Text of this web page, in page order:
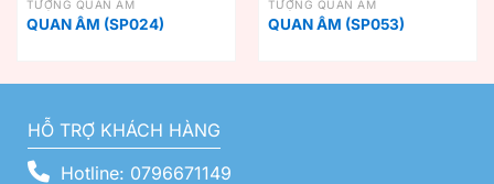
TƯỢNG QUAN ÂM
QUAN ÂM (SP024)
TƯỢNG QUAN ÂM
QUAN ÂM (SP053)
HỖ TRỢ KHÁCH HÀNG
Hotline: 0796671149